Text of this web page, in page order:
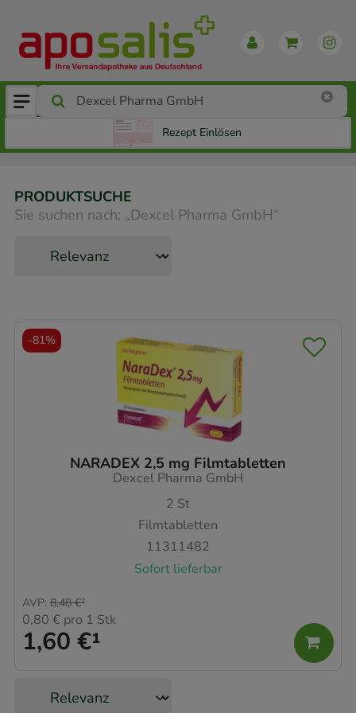
Rezept Einlösen
PRODUKTSUCHE
Sie suchen nach: „Dexcel Pharma GmbH“
NARADEX 2,5 mg Filmtabletten
Dexcel Pharma GmbH
2 St
Filmtabletten
11311482
Sofort lieferbar
1,60 €¹
AVP: 8,48 €²
0,80 € pro 1 Stk
-81%